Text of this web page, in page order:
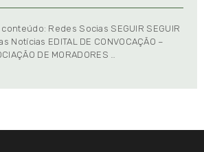
Redes Socias SEGUIR SEGUIR
Notícias EDITAL DE CONVOCAÇÃO –
DE MORADORES …